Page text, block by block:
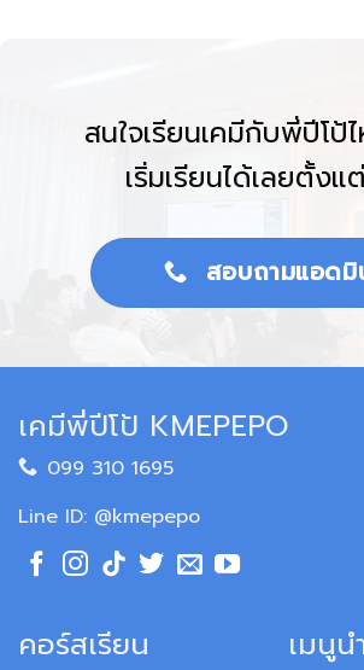
สนใจเรียนเคมีกับพี่ปีโป้
เริ่มเรียนได้เลยตั้งแ
สอบถามแอดมิ
เคมีพี่ปีโป้ KMEPEPO
099 310 1695
Line ID: @kmepepo
คอร์สเรียน เมนูน